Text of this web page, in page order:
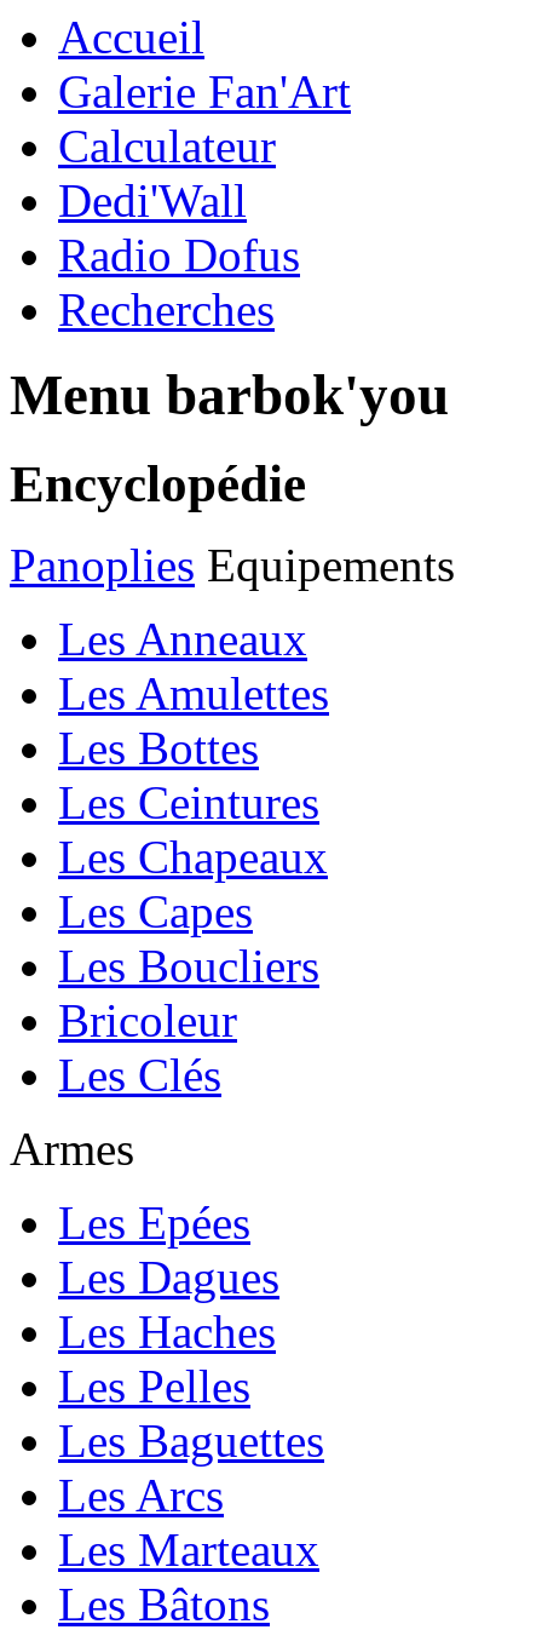
Accueil
Galerie Fan'Art
Calculateur
Dedi'Wall
Radio Dofus
Recherches
Menu barbok'you
Encyclopédie
Panoplies Equipements
Les Anneaux
Les Amulettes
Les Bottes
Les Ceintures
Les Chapeaux
Les Capes
Les Boucliers
Bricoleur
Les Clés
Armes
Les Epées
Les Dagues
Les Haches
Les Pelles
Les Baguettes
Les Arcs
Les Marteaux
Les Bâtons